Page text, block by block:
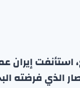
إيران
الذي فرضته